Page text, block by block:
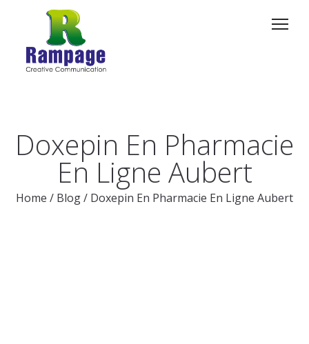
Doxepin En Pharmacie
En Ligne Aubert
Home / Blog/ Doxepin En Pharmacie En Ligne Aubert